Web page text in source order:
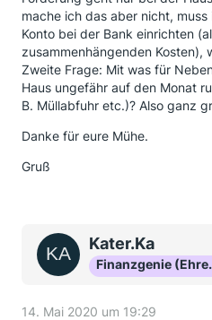
mache ich das aber nicht,
Konto bei der Bank einrichten
zusammenhängenden Kosten),
Zweite Frage: Mit was für
Haus ungefähr auf den Monat
B. Müllabfuhr etc.)? Also ganz
Danke für eure Mühe.
Gruß
Kater.Ka
14. Mai 2020 um 19:29